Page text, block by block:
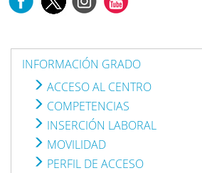
INFORMACIÓN GRADO
ACCESO AL CENTRO
COMPETENCIAS
INSERCIÓN LABORAL
MOVILIDAD
PERFIL DE ACCESO